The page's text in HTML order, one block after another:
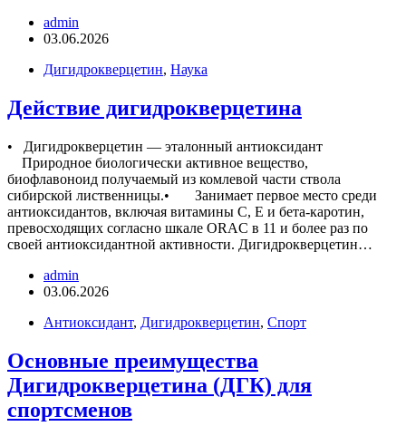
admin
03.06.2026
Дигидрокверцетин, Наука
Действие дигидрокверцетина
• Дигидрокверцетин — эталонный антиоксидант
Природное биологически активное вещество,
биофлавоноид получаемый из комлевой части ствола
сибирской лиственницы.• Занимает первое место среди
антиоксидантов, включая витамины С, Е и бета-каротин,
превосходящих согласно шкале ORAC в 11 и более раз по
своей антиоксидантной активности.‍ Дигидрокверцетин…
admin
03.06.2026
Антиоксидант, Дигидрокверцетин, Спорт
Основные преимущества
Дигидрокверцетина (ДГК) для
спортсменов